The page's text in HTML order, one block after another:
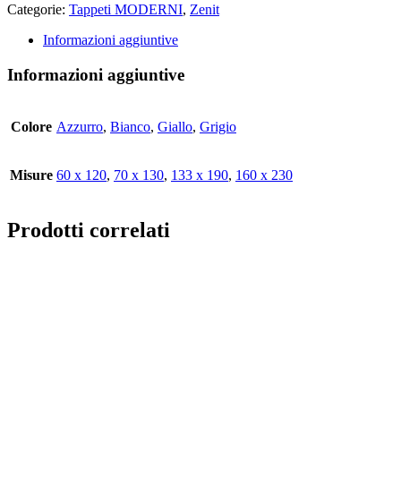
Categorie: Tappeti MODERNI, Zenit
Informazioni aggiuntive
Informazioni aggiuntive
Colore Azzurro, Bianco, Giallo, Grigio
Misure 60 x 120, 70 x 130, 133 x 190, 160 x 230
Prodotti correlati